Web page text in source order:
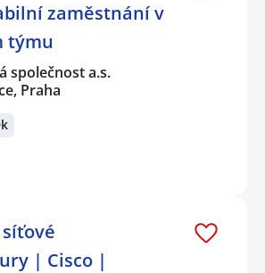
zaměstnání v
týmu
společnost a.s.
Praha
| Cisco |